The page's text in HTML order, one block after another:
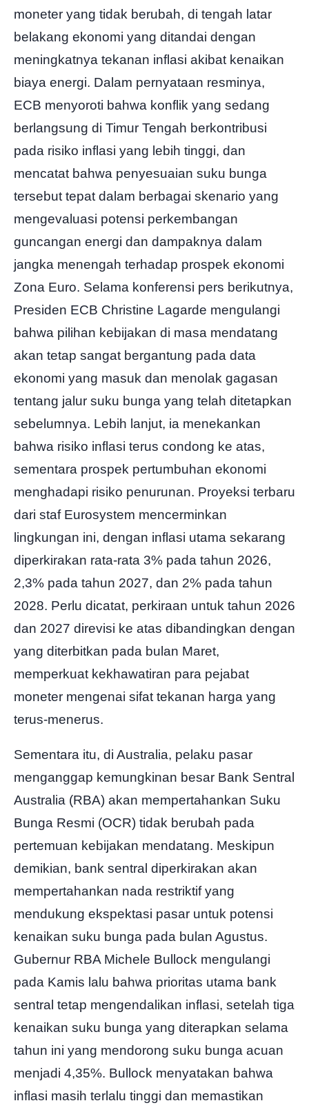
moneter yang tidak berubah, di tengah latar
belakang ekonomi yang ditandai dengan
meningkatnya tekanan inflasi akibat kenaikan
biaya energi. Dalam pernyataan resminya,
ECB menyoroti bahwa konflik yang sedang
berlangsung di Timur Tengah berkontribusi
pada risiko inflasi yang lebih tinggi, dan
mencatat bahwa penyesuaian suku bunga
tersebut tepat dalam berbagai skenario yang
mengevaluasi potensi perkembangan
guncangan energi dan dampaknya dalam
jangka menengah terhadap prospek ekonomi
Zona Euro. Selama konferensi pers berikutnya,
Presiden ECB Christine Lagarde mengulangi
bahwa pilihan kebijakan di masa mendatang
akan tetap sangat bergantung pada data
ekonomi yang masuk dan menolak gagasan
tentang jalur suku bunga yang telah ditetapkan
sebelumnya. Lebih lanjut, ia menekankan
bahwa risiko inflasi terus condong ke atas,
sementara prospek pertumbuhan ekonomi
menghadapi risiko penurunan. Proyeksi terbaru
dari staf Eurosystem mencerminkan
lingkungan ini, dengan inflasi utama sekarang
diperkirakan rata-rata 3% pada tahun 2026,
2,3% pada tahun 2027, dan 2% pada tahun
2028. Perlu dicatat, perkiraan untuk tahun 2026
dan 2027 direvisi ke atas dibandingkan dengan
yang diterbitkan pada bulan Maret,
memperkuat kekhawatiran para pejabat
moneter mengenai sifat tekanan harga yang
terus-menerus.
Sementara itu, di Australia, pelaku pasar
menganggap kemungkinan besar Bank Sentral
Australia (RBA) akan mempertahankan Suku
Bunga Resmi (OCR) tidak berubah pada
pertemuan kebijakan mendatang. Meskipun
demikian, bank sentral diperkirakan akan
mempertahankan nada restriktif yang
mendukung ekspektasi pasar untuk potensi
kenaikan suku bunga pada bulan Agustus.
Gubernur RBA Michele Bullock mengulangi
pada Kamis lalu bahwa prioritas utama bank
sentral tetap mengendalikan inflasi, setelah tiga
kenaikan suku bunga yang diterapkan selama
tahun ini yang mendorong suku bunga acuan
menjadi 4,35%. Bullock menyatakan bahwa
inflasi masih terlalu tinggi dan memastikan